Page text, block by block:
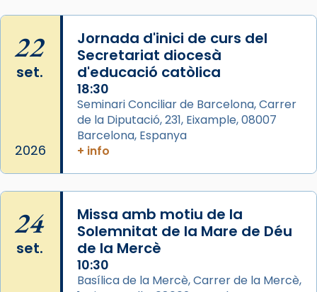
diablesses amb música i ball propis. Festa
gran a Mataró.
«Si vols saber què és calor, ves per les
Santes a Mataró»🥵.
Photo
View on Facebook · Share
2 weeks ago
seu germà Joan i Pere un dels que
acompanyava més de prop Jesús.
Segons el llibre dels Fets (12,2) fou el primer
apòstol màrtir, decapitat a Jerusalem per
22
set.
2026
Jornada d'inici de curs del
Secretariat diocesà
d'educació catòlica
18:30
Seminari Conciliar de Barcelona, Carrer
de la Diputació, 231, Eixample, 08007
Barcelona, Espanya
+ info
24
set.
Missa amb motiu de la
Solemnitat de la Mare de Déu
de la Mercè
10:30
Basílica de la Mercè, Carrer de la Mercè,